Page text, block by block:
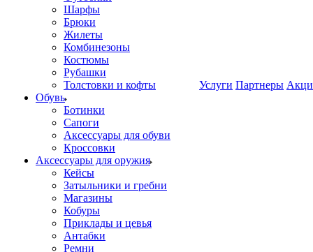
Шарфы
Брюки
Жилеты
Комбинезоны
Костюмы
Рубашки
Толстовки и кофты
Обувь
Ботинки
Сапоги
Аксессуары для обуви
Кроссовки
Аксессуары для оружия
Кейсы
Затыльники и гребни
Магазины
Кобуры
Приклады и цевья
Антабки
Ремни
Услуги Партнеры